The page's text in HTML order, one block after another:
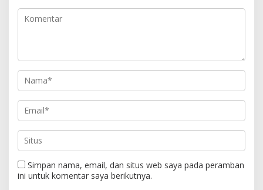
Simpan nama, email, dan situs web saya pada peramban
ini untuk komentar saya berikutnya.